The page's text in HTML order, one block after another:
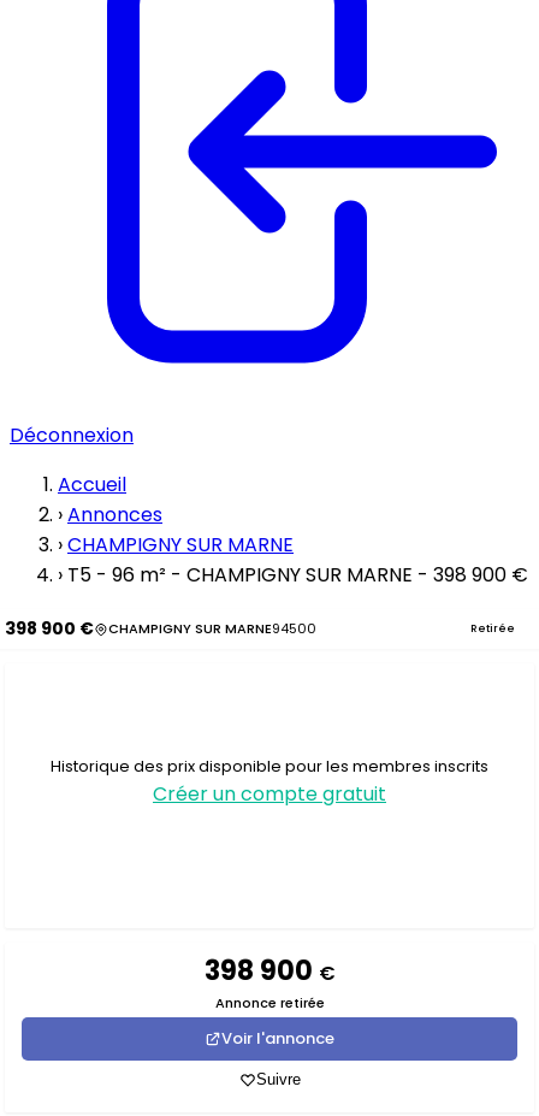
Déconnexion
Accueil
›Annonces
›CHAMPIGNY SUR MARNE
› T5 - 96 m² - CHAMPIGNY SUR MARNE - 398 900 €
398 900 € CHAMPIGNY SUR MARNE94500 Retirée
Historique des prix disponible pour les membres inscrits
Créer un compte gratuit
398 900 €
Annonce retirée
Voir l'annonce
Suivre